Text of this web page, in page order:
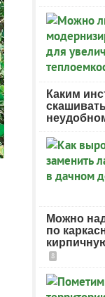
Каким
Можно
по
8